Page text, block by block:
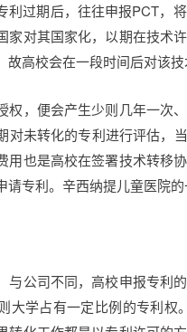
利过期后，往往申报PCT，
家对其国家化，以期在技术
故高校会在一段时间后对该
权，便会产生少则几年一次
对未转化的专利进行评估，
用也是高校在签署技术转移
请专利。辛西纳提儿童医院
与公司不同，高校申报专利
大学占有一定比例的专利